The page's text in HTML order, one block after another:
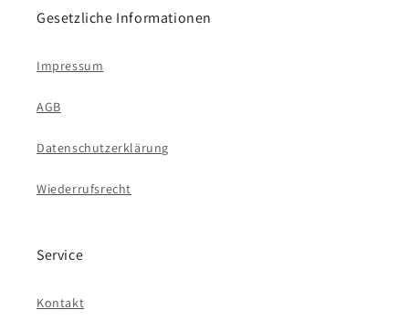
Gesetzliche Informationen
Impressum
AGB
Datenschutzerklärung
Wiederrufsrecht
Service
Kontakt